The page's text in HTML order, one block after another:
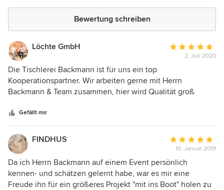
Bewertung schreiben
Löchte GmbH
Bewertung:
von
5
2. Juli 2020
Die Tischlerei Backmann ist für uns ein top
Kooperationspartner. Wir arbeiten gerne mit Herrn
Backmann & Team zusammen, hier wird Qualität groß
gemeinsame Projekte.
Gefällt mir
FINDHUS
Bewertung:
5
von
5
10. Januar 2019
Da ich Herrn Backmann auf einem Event persönlich
kennen- und schätzen gelernt habe, war es mir eine
Freude ihn für ein größeres Projekt "mit ins Boot" holen zu